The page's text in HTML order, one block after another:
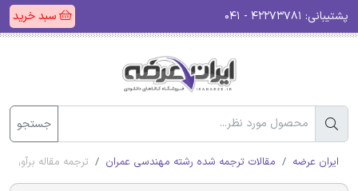
پشتیبانی: سبد خرید
جستجو
ایران عرضه مقالات ترجمه شده رشته مهندسی عمران ترجمه مقاله برآورد